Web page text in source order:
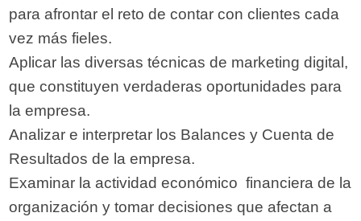
para afrontar el reto de contar con clientes cada
vez más fieles.
Aplicar las diversas técnicas de marketing digital,
que constituyen verdaderas oportunidades para
la empresa.
Analizar e interpretar los Balances y Cuenta de
Resultados de la empresa.
Examinar la actividad económico  financiera de la
organización y tomar decisiones que afectan a